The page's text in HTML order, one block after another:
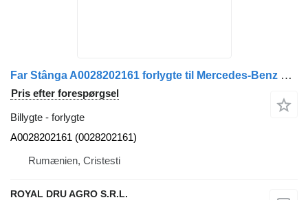
Far Stânga A0028202161 forlygte til Mercedes-Benz – Cod A0028202161, 0028202161 lastbil
Pris efter forespørgsel
Billygte - forlygte
A0028202161 (0028202161)
Rumænien, Cristesti
ROYAL DRU AGRO S.R.L.